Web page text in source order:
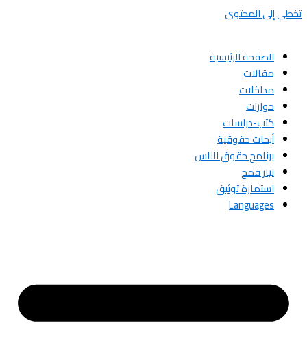
تخطي إلى المحتوى
الصفحة الرئيسية
مقالات
مداخلات
حوارات
كتب-دراسات
أبحاث حقوقية
برنامج حقوق الناس
تيار قمح
استمارة توثيق
Languages